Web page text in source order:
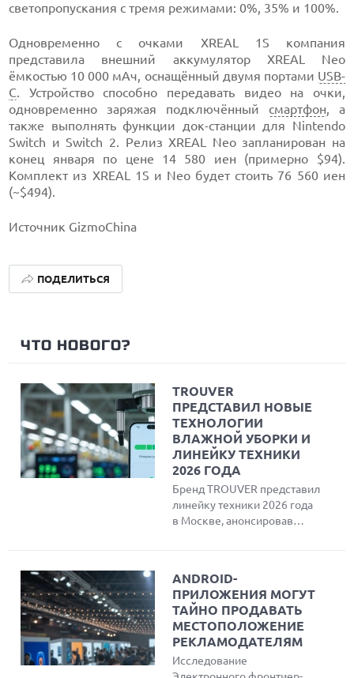
светопропускания с тремя режимами: 0%, 35% и 100%.
Одновременно с очками XREAL 1S компания
представила внешний аккумулятор XREAL Neo
ёмкостью 10 000 мАч, оснащённый двумя портами USB-
C. Устройство способно передавать видео на очки,
одновременно заряжая подключённый смартфон, а
также выполнять функции док-станции для Nintendo
Switch и Switch 2. Релиз XREAL Neo запланирован на
конец января по цене 14 580 иен (примерно $94).
Комплект из XREAL 1S и Neo будет стоить 76 560 иен
(~$494).
Источник GizmoChina
ПОДЕЛИТЬСЯ
ЧТО НОВОГО?
TROUVER
ПРЕДСТАВИЛ НОВЫЕ
ТЕХНОЛОГИИ
ВЛАЖНОЙ УБОРКИ И
ЛИНЕЙКУ ТЕХНИКИ
2026 ГОДА
Бренд TROUVER представил
линейку техники 2026 года
в Москве, анонсировав
HydroForce и премиальные
модели Z70. Также
показаны вертикальные
пылесосы, аэрогриль и
компактный робот для
мойки окон.
ANDROID-
ПРИЛОЖЕНИЯ МОГУТ
ТАЙНО ПРОДАВАТЬ
МЕСТОПОЛОЖЕНИЕ
РЕКЛАМОДАТЕЛЯМ
Исследование